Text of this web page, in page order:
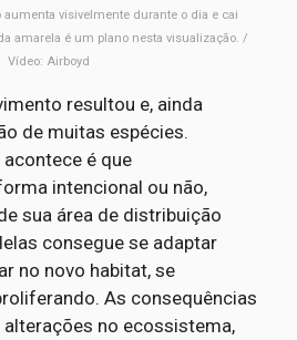
aumenta visivelmente durante o dia e cai
amarela é um plano nesta visualização. /
Vídeo: Airboyd
resultou e, ainda
de muitas espécies.
é que
intencional ou não,
sua área de distribuição
consegue se adaptar
no novo habitat, se
As consequências
no ecossistema,